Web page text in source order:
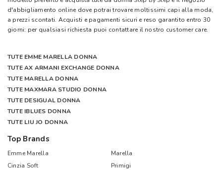
d'abbigliamento online dove potrai trovare moltissimi capi alla moda,
a prezzi scontati. Acquisti e pagamenti sicuri e reso garantito entro 30
giorni: per qualsiasi richiesta puoi contattare il nostro customer care.
TUTE EMME MARELLA DONNA
TUTE AX ARMANI EXCHANGE DONNA
TUTE MARELLA DONNA
TUTE MAXMARA STUDIO DONNA
TUTE DESIGUAL DONNA
TUTE IBLUES DONNA
TUTE LIU JO DONNA
Top Brands
Emme Marella
Marella
Cinzia Soft
Primigi